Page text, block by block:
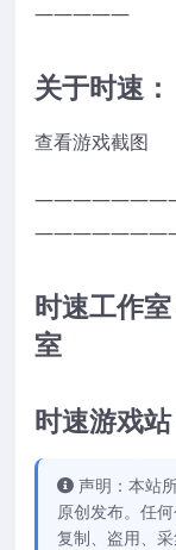
—————
关于时速：
查看游戏截图
时速工作
室
时速游戏
声明：本站
原创发布。任
复制、盗用、